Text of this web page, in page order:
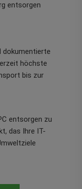
entsorgen
dokumentierte
höchste
bis zur
entsorgen zu
das Ihre IT-